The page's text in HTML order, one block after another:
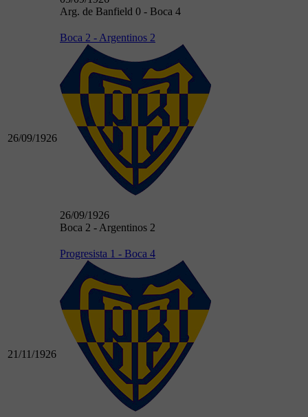
Arg. de Banfield 0 - Boca 4
26/09/1926
Boca 2 - Argentinos 2
26/09/1926
Boca 2 - Argentinos 2
21/11/1926
Progresista 1 - Boca 4